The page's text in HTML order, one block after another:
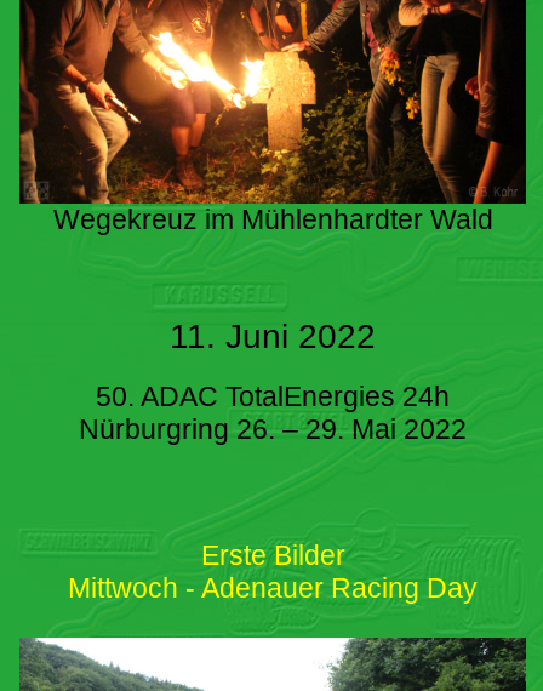
Wegekreuz im Mühlenhardter Wald
11. Juni 2022
50. ADAC TotalEnergies 24h
Nürburgring 26. – 29. Mai 2022
Erste Bilder
Mittwoch - Adenauer Racing Day